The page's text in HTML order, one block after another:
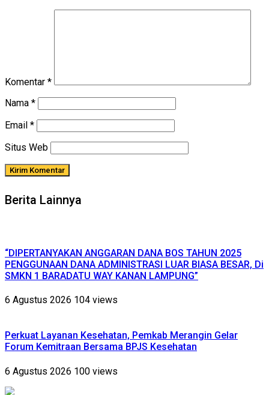
Komentar *
Nama *
Email *
Situs Web
Berita Lainnya
“DIPERTANYAKAN ANGGARAN DANA BOS TAHUN 2025
PENGGUNAAN DANA ADMINISTRASI LUAR BIASA BESAR, Di
SMKN 1 BARADATU WAY KANAN LAMPUNG”
6 Agustus 2026 104 views
Perkuat Layanan Kesehatan, Pemkab Merangin Gelar
Forum Kemitraan Bersama BPJS Kesehatan
6 Agustus 2026 100 views